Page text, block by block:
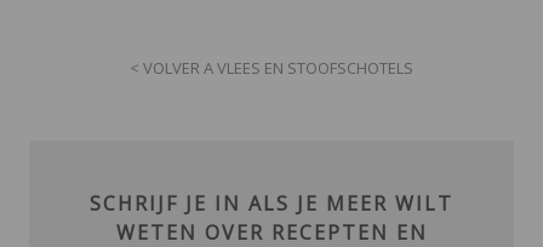
< VOLVER A VLEES EN STOOFSCHOTELS
SCHRIJF JE IN ALS JE MEER WILT
WETEN OVER RECEPTEN EN